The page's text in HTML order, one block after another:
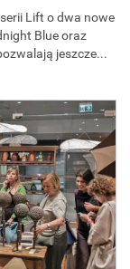
Lift o dwa nowe
Blue oraz
jeszcze...